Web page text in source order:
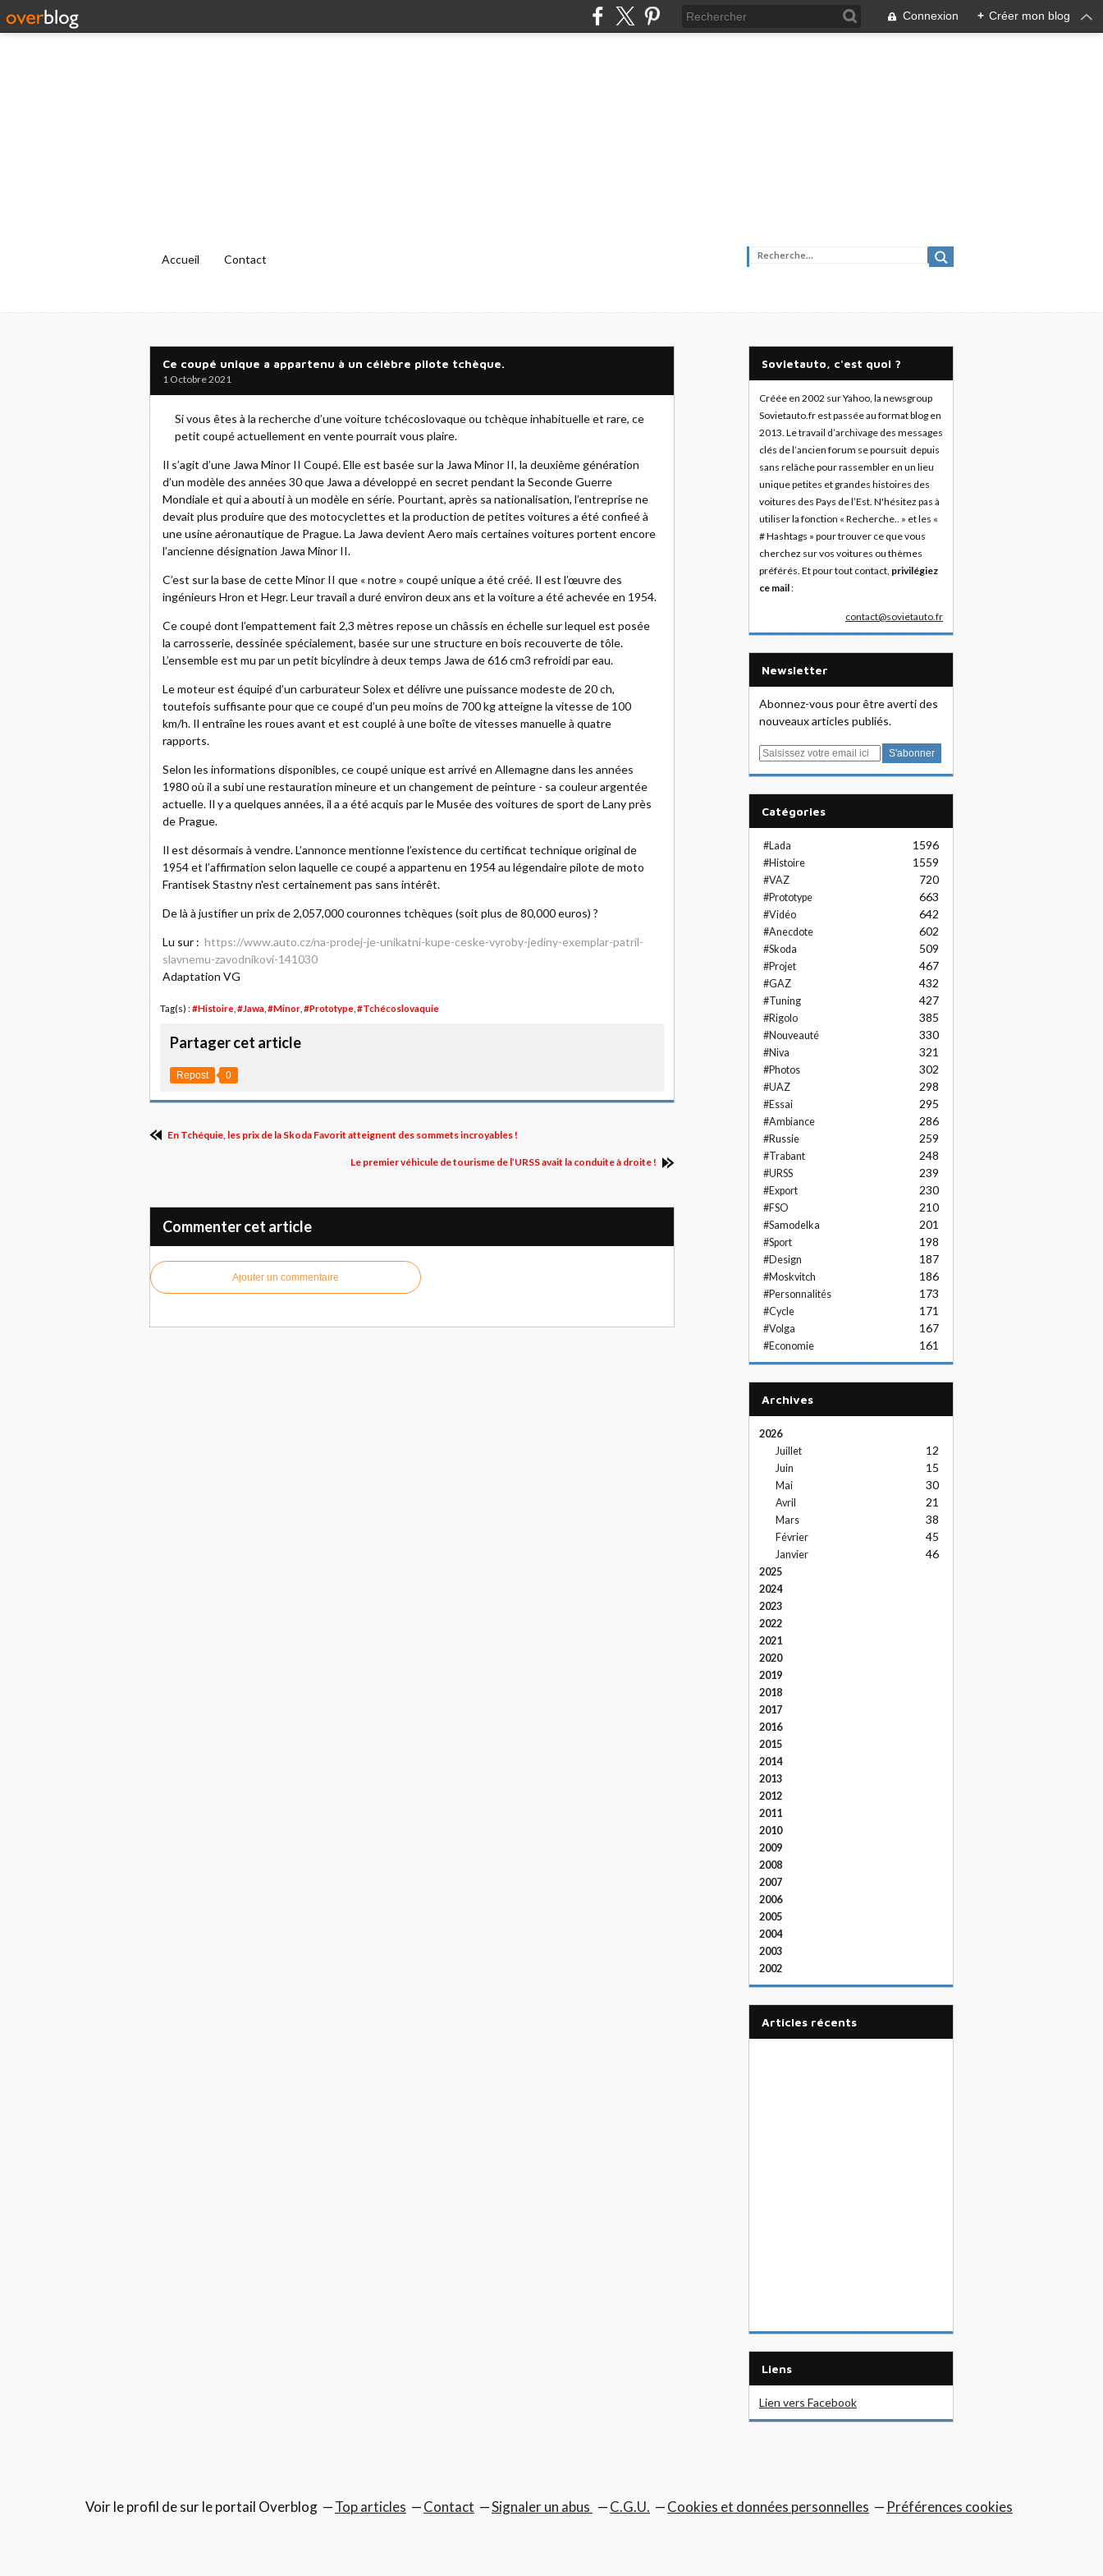
Connexion + Créer mon blog
Accueil Contact
Ce coupé unique a appartenu à un célèbre pilote tchèque.
1 Octobre 2021
Si vous êtes à la recherche d’une voiture tchécoslovaque ou tchèque inhabituelle et rare, ce
petit coupé actuellement en vente pourrait vous plaire.
Il s’agit d’une Jawa Minor II Coupé. Elle est basée sur la Jawa Minor II, la deuxième génération
d’un modèle des années 30 que Jawa a développé en secret pendant la Seconde Guerre
Mondiale et qui a abouti à un modèle en série. Pourtant, après sa nationalisation, l’entreprise ne
devait plus produire que des motocyclettes et la production de petites voitures a été confieé à
une usine aéronautique de Prague. La Jawa devient Aero mais certaines voitures portent encore
l’ancienne désignation Jawa Minor II.
C’est sur la base de cette Minor II que « notre » coupé unique a été créé. Il est l’œuvre des
ingénieurs Hron et Hegr. Leur travail a duré environ deux ans et la voiture a été achevée en 1954.
Ce coupé dont l’empattement fait 2,3 mètres repose un châssis en échelle sur lequel est posée
la carrosserie, dessinée spécialement, basée sur une structure en bois recouverte de tôle.
L’ensemble est mu par un petit bicylindre à deux temps Jawa de 616 cm3 refroidi par eau.
Le moteur est équipé d’un carburateur Solex et délivre une puissance modeste de 20 ch,
toutefois suffisante pour que ce coupé d’un peu moins de 700 kg atteigne la vitesse de 100
km/h. Il entraîne les roues avant et est couplé à une boîte de vitesses manuelle à quatre
rapports.
Selon les informations disponibles, ce coupé unique est arrivé en Allemagne dans les années
1980 où il a subi une restauration mineure et un changement de peinture - sa couleur argentée
actuelle. Il y a quelques années, il a a été acquis par le Musée des voitures de sport de Lany près
de Prague.
Il est désormais à vendre. L’annonce mentionne l’existence du certificat technique original de
1954 et l’affirmation selon laquelle ce coupé a appartenu en 1954 au légendaire pilote de moto
Frantisek Stastny n'est certainement pas sans intérêt.
De là à justifier un prix de 2,057,000 couronnes tchèques (soit plus de 80,000 euros) ?
Lu sur : https://www.auto.cz/na-prodej-je-unikatni-kupe-ceske-vyroby-jediny-exemplar-patril-
slavnemu-zavodnikovi-141030
Adaptation VG
Tag(s) : #Histoire #Jawa #Minor #Prototype #Tchécoslovaquie
Partager cet article
Repost 0
En Tchéquie, les prix de la Skoda Favorit atteignent des sommets incroyables !
Le premier véhicule de tourisme de l’URSS avait la conduite à droite !
Commenter cet article
Ajouter un commentaire
Sovietauto, c'est quoi ?
Créée en 2002 sur Yahoo, la newsgroup
Sovietauto.fr est passée au format blog en
2013. Le travail d’archivage des messages
clés de l’ancien forum se poursuit depuis
sans relâche pour rassembler en un lieu
unique petites et grandes histoires des
voitures des Pays de l’Est. N'hésitez pas à
utiliser la fonction « Recherche.. » et les «
# Hashtags » pour trouver ce que vous
cherchez sur vos voitures ou thèmes
préférés. Et pour tout contact, privilégiez
ce mail:
contact@sovietauto.fr
Newsletter
Abonnez-vous pour être averti des
nouveaux articles publiés.
E
Catégories
#Lada 1596
#Histoire 1559
#VAZ 720
#Prototype 663
#Vidéo 642
#Anecdote 602
#Skoda 509
#Projet 467
#GAZ 432
#Tuning 427
#Rigolo 385
#Nouveauté 330
#Niva 321
#Photos 302
#UAZ 298
#Essai 295
#Ambiance 286
#Russie 259
#Trabant 248
#URSS 239
#Export 230
#FSO 210
#Samodelka 201
#Sport 198
#Design 187
#Moskvitch 186
#Personnalités 173
#Cycle 171
#Volga 167
#Economie 161
Archives
2026
Juillet
12
Juin 15
Mai 30
Avril 21
Mars 38
Février 45
Janvier 46
2025
2024
2023
2022
2021
2020
2019
2018
2017
2016
2015
2014
2013
2012
2011
2010
2009
2008
2007
2006
2005
2004
2003
2002
articles récents
Liens
Lien vers Facebook
Voir le profil desur le portail Overblog Top articles Contact Signaler un abus C.G.U. Cookies et données personnelles Préférences cookies